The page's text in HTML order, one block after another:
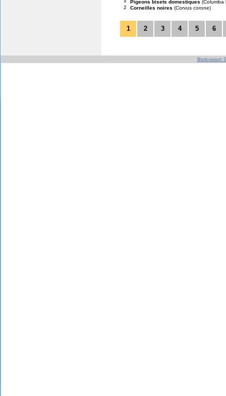
Pigeons bisets domestiques (Columba
2
Corneilles noires (Corvus corone)
1 2 3 4 5 6
Biolovision